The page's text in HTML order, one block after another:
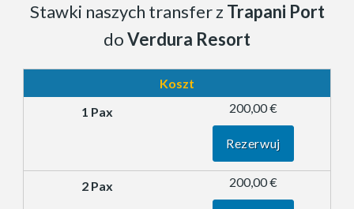
Stawki naszych transfer z Trapani Port
doVerdura Resort
Koszt
200,00 €
Rezerwuj
200,00 €